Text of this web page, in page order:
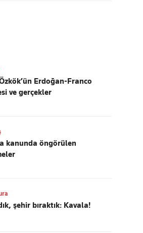
Erdoğan-Franco
ve gerçekler
kanunda öngörülen
şehir bıraktık: Kavala!